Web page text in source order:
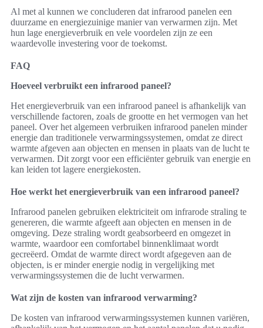
Al met al kunnen we concluderen dat infrarood panelen een
duurzame en energiezuinige manier van verwarmen zijn. Met
hun lage energieverbruik en vele voordelen zijn ze een
waardevolle investering voor de toekomst.
FAQ
Hoeveel verbruikt een infrarood paneel?
Het energieverbruik van een infrarood paneel is afhankelijk van
verschillende factoren, zoals de grootte en het vermogen van het
paneel. Over het algemeen verbruiken infrarood panelen minder
energie dan traditionele verwarmingssystemen, omdat ze direct
warmte afgeven aan objecten en mensen in plaats van de lucht te
verwarmen. Dit zorgt voor een efficiënter gebruik van energie en
kan leiden tot lagere energiekosten.
Hoe werkt het energieverbruik van een infrarood paneel?
Infrarood panelen gebruiken elektriciteit om infrarode straling te
genereren, die warmte afgeeft aan objecten en mensen in de
omgeving. Deze straling wordt geabsorbeerd en omgezet in
warmte, waardoor een comfortabel binnenklimaat wordt
gecreëerd. Omdat de warmte direct wordt afgegeven aan de
objecten, is er minder energie nodig in vergelijking met
verwarmingssystemen die de lucht verwarmen.
Wat zijn de kosten van infrarood verwarming?
De kosten van infrarood verwarmingssystemen kunnen variëren,